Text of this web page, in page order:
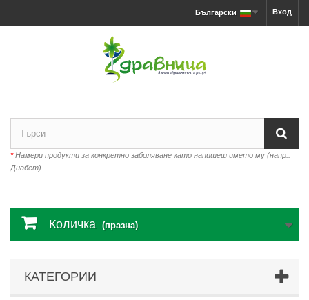
Вход
Български
*Намери продукти за конкретно заболяване като напишеш името му (напр.:
Диабет)
Количка (празна)
КАТЕГОРИИ